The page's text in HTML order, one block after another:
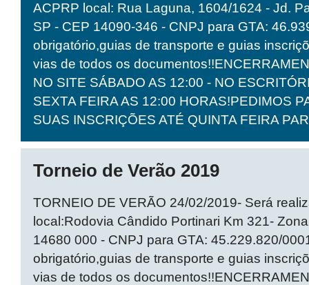
ACPRP local: Rua Laguna, 1604/1624 - Jd.
SP - CEP 14090-346 - CNPJ para GTA:
obrigatório,guias de transporte e guias
vias de todos os
NO SITE SÁBADO AS 12:00 - NO
SEXTA FEIRA AS 12:00 HORAS!PEDIMOS
SUAS INSCRIÇÕES ATÉ QUINTA FEIRA
Torneio de Verão 2019
TORNEIO DE VERÃO 24/02/2019- Será
local:Rodovia Cândido Portinari Km 321-
14680 000 - CNPJ para GTA: 45.229.820/
obrigatório,guias de transporte e guias
vias de todos os